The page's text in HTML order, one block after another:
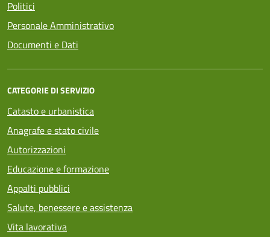
Politici
Personale Amministrativo
Documenti e Dati
CATEGORIE DI SERVIZIO
Catasto e urbanistica
Anagrafe e stato civile
Autorizzazioni
Educazione e formazione
Appalti pubblici
Salute, benessere e assistenza
Vita lavorativa